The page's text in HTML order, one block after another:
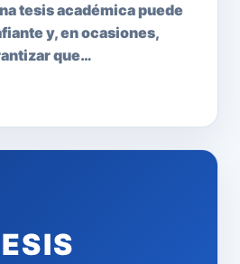
tesis académica puede
y, en ocasiones,
que…